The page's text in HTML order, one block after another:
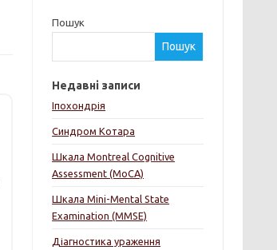
Пошук
Пошук
Недавні записи
Іпохондрія
Синдром Котара
Шкала Montreal Cognitive
Assessment (MoCA)
Шкала Mini-Mental State
Examination (MMSE)
Діагностика ураження